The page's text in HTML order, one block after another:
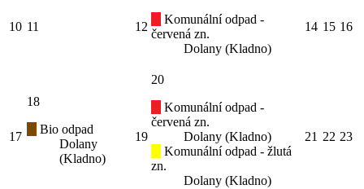
10 11 12
Komunální odpad -
červená zn.
Dolany (Kladno)
14 15 16
17
18
Bio odpad
Dolany
(Kladno)
19
20
Komunální odpad -
červená zn.
Dolany (Kladno)
Komunální odpad - žlutá
zn.
Dolany (Kladno)
21 22 23